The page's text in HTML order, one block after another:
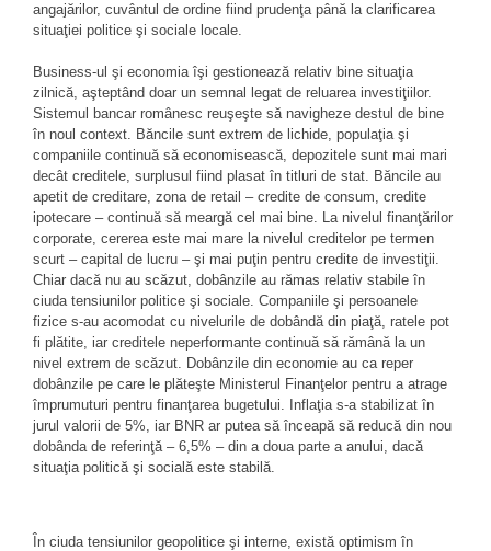
angajărilor, cuvântul de ordine fiind prudenţa până la clarificarea
situaţiei politice şi sociale locale.
Business-ul şi economia îşi gestionează relativ bine situaţia
zilnică, aşteptând doar un semnal legat de reluarea investiţiilor.
Sistemul bancar românesc reuşeşte să navigheze destul de bine
în noul context. Băncile sunt extrem de lichide, populaţia şi
companiile continuă să economisească, depozitele sunt mai mari
decât creditele, surplusul fiind plasat în titluri de stat. Băncile au
apetit de creditare, zona de retail – credite de consum, credite
ipotecare – continuă să meargă cel mai bine. La nivelul finanţărilor
corporate, cererea este mai mare la nivelul creditelor pe termen
scurt – capital de lucru – şi mai puţin pentru credite de investiţii.
Chiar dacă nu au scăzut, dobânzile au rămas relativ stabile în
ciuda tensiunilor politice şi sociale. Companiile şi persoanele
fizice s-au acomodat cu nivelurile de dobândă din piaţă, ratele pot
fi plătite, iar creditele neperformante continuă să rămână la un
nivel extrem de scăzut. Dobânzile din economie au ca reper
dobânzile pe care le plăteşte Ministerul Finanţelor pentru a atrage
împrumuturi pentru finanţarea bugetului. Inflaţia s-a stabilizat în
jurul valorii de 5%, iar BNR ar putea să înceapă să reducă din nou
dobânda de referinţă – 6,5% – din a doua parte a anului, dacă
situaţia politică şi socială este stabilă.
În ciuda tensiunilor geopolitice şi interne, există optimism în